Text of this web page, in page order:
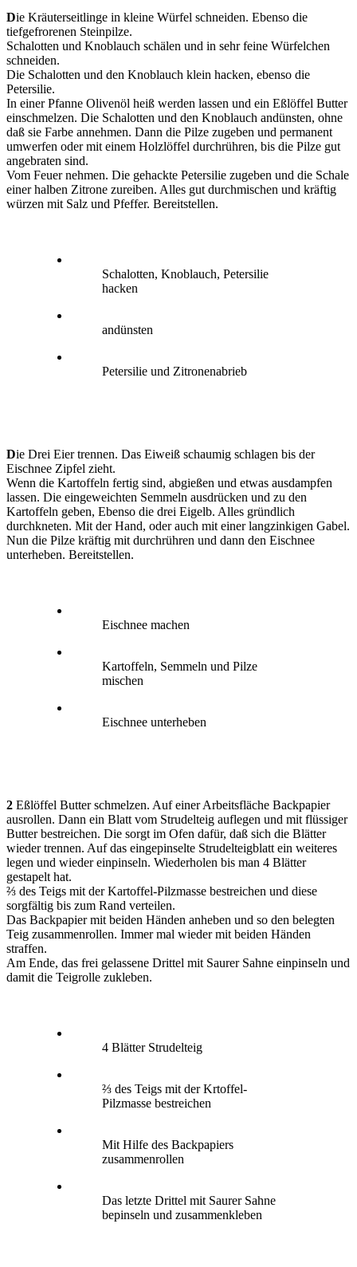
Die Kräuterseitlinge in kleine Würfel schneiden. Ebenso die
tiefgefrorenen Steinpilze.
Schalotten und Knoblauch schälen und in sehr feine Würfelchen
schneiden.
Die Schalotten und den Knoblauch klein hacken, ebenso die
Petersilie.
In einer Pfanne Olivenöl heiß werden lassen und ein Eßlöffel Butter
einschmelzen. Die Schalotten und den Knoblauch andünsten, ohne
daß sie Farbe annehmen. Dann die Pilze zugeben und permanent
umwerfen oder mit einem Holzlöffel durchrühren, bis die Pilze gut
angebraten sind.
Vom Feuer nehmen. Die gehackte Petersilie zugeben und die Schale
einer halben Zitrone zureiben. Alles gut durchmischen und kräftig
würzen mit Salz und Pfeffer. Bereitstellen.
Schalotten, Knoblauch, Petersilie
hacken
andünsten
Petersilie und Zitronenabrieb
Die Drei Eier trennen. Das Eiweiß schaumig schlagen bis der
Eischnee Zipfel zieht.
Wenn die Kartoffeln fertig sind, abgießen und etwas ausdampfen
lassen. Die eingeweichten Semmeln ausdrücken und zu den
Kartoffeln geben, Ebenso die drei Eigelb. Alles gründlich
durchkneten. Mit der Hand, oder auch mit einer langzinkigen Gabel.
Nun die Pilze kräftig mit durchrühren und dann den Eischnee
unterheben. Bereitstellen.
Eischnee machen
Kartoffeln, Semmeln und Pilze
mischen
Eischnee unterheben
2 Eßlöffel Butter schmelzen. Auf einer Arbeitsfläche Backpapier
ausrollen. Dann ein Blatt vom Strudelteig auflegen und mit flüssiger
Butter bestreichen. Die sorgt im Ofen dafür, daß sich die Blätter
wieder trennen. Auf das eingepinselte Strudelteigblatt ein weiteres
legen und wieder einpinseln. Wiederholen bis man 4 Blätter
gestapelt hat.
⅔ des Teigs mit der Kartoffel-Pilzmasse bestreichen und diese
sorgfältig bis zum Rand verteilen.
Das Backpapier mit beiden Händen anheben und so den belegten
Teig zusammenrollen. Immer mal wieder mit beiden Händen
straffen.
Am Ende, das frei gelassene Drittel mit Saurer Sahne einpinseln und
damit die Teigrolle zukleben.
4 Blätter Strudelteig
⅔ des Teigs mit der Krtoffel-
Pilzmasse bestreichen
Mit Hilfe des Backpapiers
zusammenrollen
Das letzte Drittel mit Saurer Sahne
bepinseln und zusammenkleben